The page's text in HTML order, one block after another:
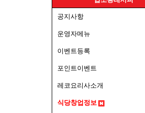
공지사항
운영자메뉴
이벤트등록
포인트이벤트
레코요리사소개
식당창업정보